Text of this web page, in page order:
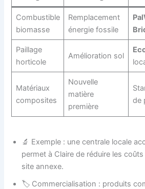
Combustible
biomasse
Remplacement
énergie fossile
Paillage
horticole
Amélioration sol
Matériaux
composites
Nouvelle
matière
première
de
🔬 Exemple : une centrale locale
permet à Claire de réduire les
site annexe.
🏷️ Commercialisation : produits